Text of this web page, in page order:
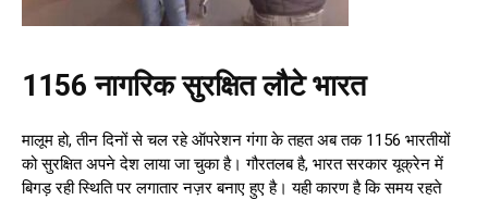
1156 नागरिक सुरक्षित लौटे भारत
मालूम हो, तीन दिनों से चल रहे ऑपरेशन गंगा के तहत अब तक 1156 भारतीयों
को सुरक्षित अपने देश लाया जा चुका है। गौरतलब है, भारत सरकार यूक्रेन में
बिगड़ रही स्थिति पर लगातार नज़र बनाए हुए है। यही कारण है कि समय रहते